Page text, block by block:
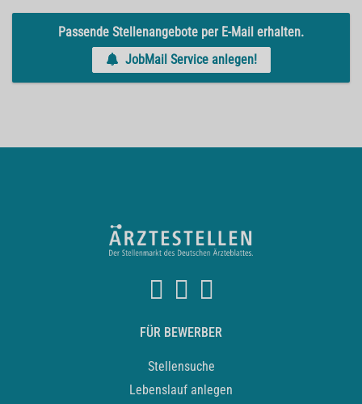
Passende Stellenangebote per E-Mail erhalten.
JobMail Service anlegen!
FÜR BEWERBER
Stellensuche
Lebenslauf anlegen